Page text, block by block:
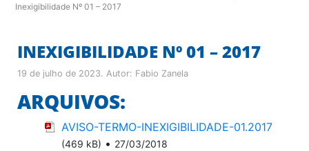
Inexigibilidade Nº 01 – 2017
INEXIGIBILIDADE Nº 01 – 2017
19 de julho de 2023. Autor: Fabio Zanela
ARQUIVOS:
AVISO-TERMO-INEXIGIBILIDADE-01.2017
(469 kB) • 27/03/2018